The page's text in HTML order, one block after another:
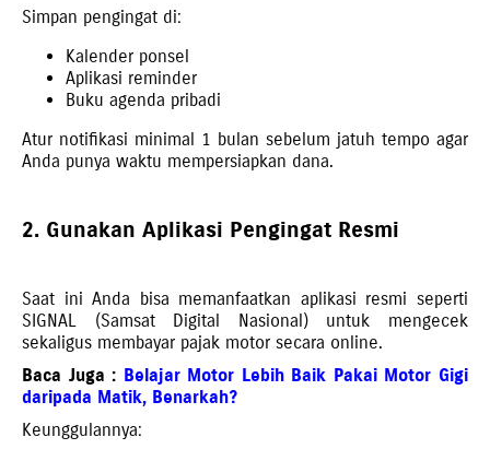
Simpan pengingat di:
Kalender ponsel
Aplikasi reminder
Buku agenda pribadi
Atur notifikasi minimal 1 bulan sebelum jatuh tempo agar
Anda punya waktu mempersiapkan dana.
2. Gunakan Aplikasi Pengingat Resmi
Saat ini Anda bisa memanfaatkan aplikasi resmi seperti
SIGNAL (Samsat Digital Nasional) untuk mengecek
sekaligus membayar pajak motor secara online.
Baca Juga : Belajar Motor Lebih Baik Pakai Motor Gigi
daripada Matik, Benarkah?
Keunggulannya: